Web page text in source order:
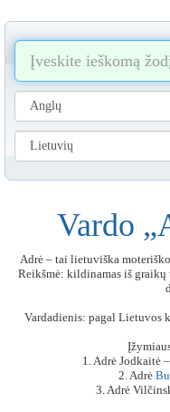
Vardo
Adrė – tai lietuviška
Reikšmė: kildinamas iš graikų
Vardadienis: pagal Lietuvos
1. Adrė Jodkaitė
2. Adrė
3. Adrė